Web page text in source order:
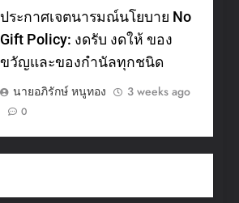
ประกาศเจตนารมณ์นโยบาย No
Gift Policy: งดรับ งดให้ ของ
ขวัญและของกำนัลทุกชนิด
นายอภิรักษ์ หนูทอง
3 weeks ago
0